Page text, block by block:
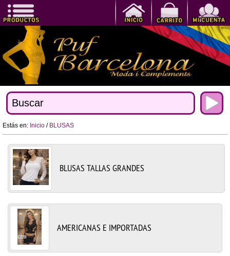
Estás en: Inicio / BLUSAS
BLUSAS TALLAS GRANDES
AMERICANAS E IMPORTADAS